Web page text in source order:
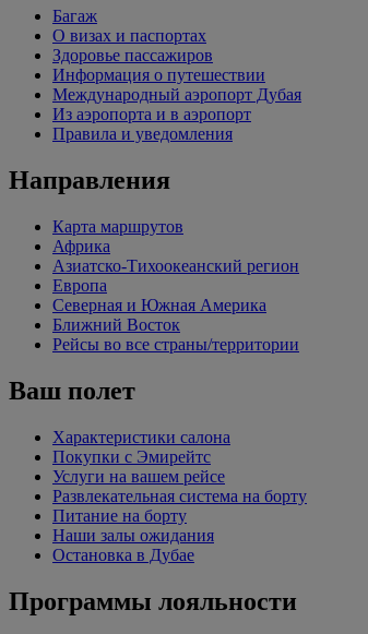
Багаж
О визах и паспортах
Здоровье пассажиров
Информация о путешествии
Международный аэропорт Дубая
Из аэропорта и в аэропорт
Правила и уведомления
Направления
Карта маршрутов
Африка
Азиатско-Тихоокеанский регион
Европа
Северная и Южная Америка
Ближний Восток
Рейсы во все страны/территории
Ваш полет
Характеристики салона
Покупки с Эмирейтс
Услуги на вашем рейсе
Развлекательная система на борту
Питание на борту
Наши залы ожидания
Остановка в Дубае
Программы лояльности